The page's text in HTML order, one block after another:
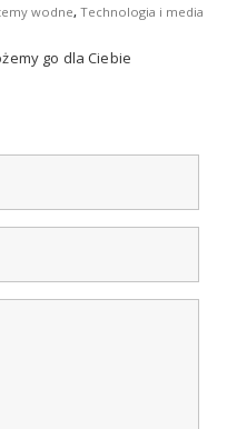
wodne, Technologia i media
go dla Ciebie